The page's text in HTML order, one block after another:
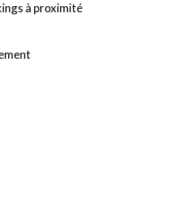
à proximité